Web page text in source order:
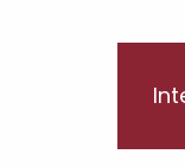
Sehr